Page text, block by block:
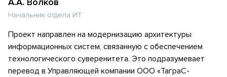
Начальник отдела ИТ
Проект направлен на модернизацию архитектуры
информационных систем, связанную с обеспечением
технологического суверенитета. Это подразумевает
перевод в Управляющей компании ООО «ТаграС-